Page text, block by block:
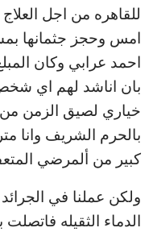
للقاهره من اجل العلاج
امس وحجز جثمانها
احمد عرابي وكان
بان اناشد لهم اي
خياري لصيق الزمن من
بالحرم الشريف وانا
كبير من ألمرضي
ولكن عملنا في
الدماء الثقيله